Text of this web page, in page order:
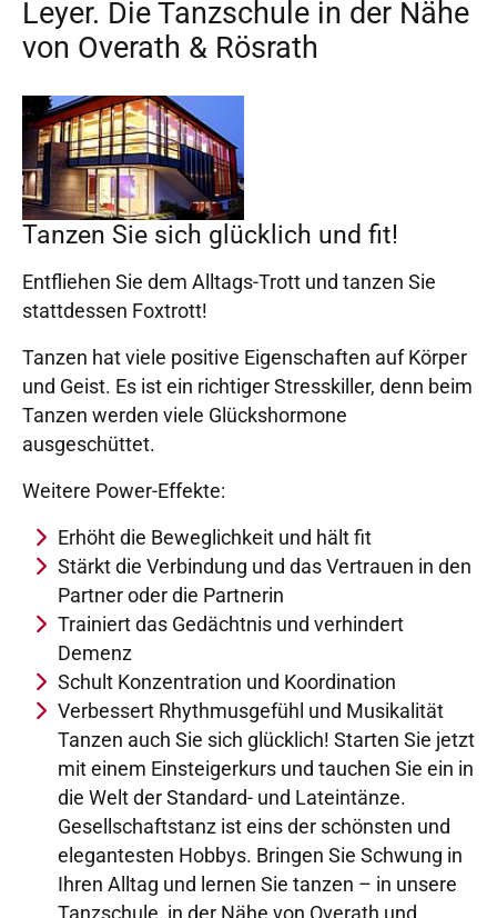
Leyer. Die Tanzschule in der Nähe
von Overath & Rösrath
Tanzen Sie sich glücklich und fit!
Entfliehen Sie dem Alltags-Trott und tanzen Sie
stattdessen Foxtrott!
Tanzen hat viele positive Eigenschaften auf Körper
und Geist. Es ist ein richtiger Stresskiller, denn beim
Tanzen werden viele Glückshormone
ausgeschüttet.
Weitere Power-Effekte:
Erhöht die Beweglichkeit und hält fit
Stärkt die Verbindung und das Vertrauen in den
Partner oder die Partnerin
Trainiert das Gedächtnis und verhindert
Demenz
Schult Konzentration und Koordination
Verbessert Rhythmusgefühl und Musikalität
Tanzen auch Sie sich glücklich! Starten Sie jetzt
mit einem Einsteigerkurs und tauchen Sie ein in
die Welt der Standard- und Lateintänze.
Gesellschaftstanz ist eins der schönsten und
elegantesten Hobbys. Bringen Sie Schwung in
Ihren Alltag und lernen Sie tanzen – in unsere